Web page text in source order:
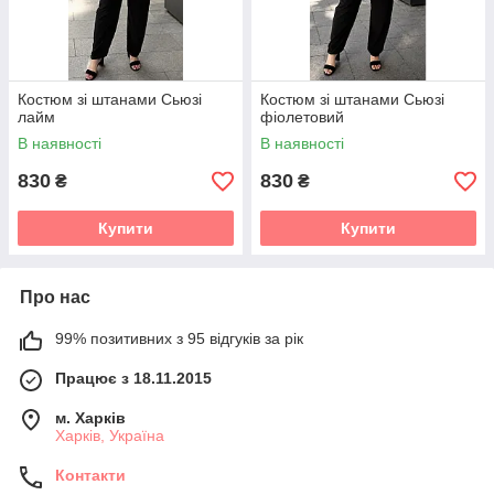
Костюм зі штанами Сьюзі
лайм
В наявності
830 ₴
Купити
Костюм зі штанами Сьюзі
фіолетовий
В наявності
830 ₴
Купити
Про нас
99% позитивних з 95 відгуків за рік
Працює з 18.11.2015
м. Харків
Харків, Україна
Контакти